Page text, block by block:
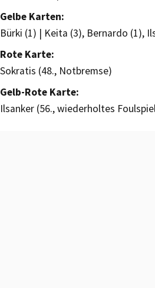
Gelbe Karten:
Bürki (1) | Keita (3), Bernardo (1),
Rote Karte:
Sokratis (48., Notbremse)
Gelb-Rote Karte:
Ilsanker (56., wiederholtes